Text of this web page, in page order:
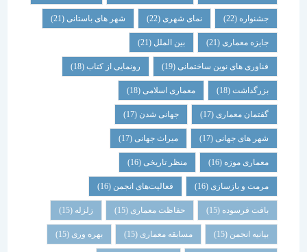
جشنواره(22) نمای شهری(22) شهر های باستانی (21)
جایزه معماری (21) بین الملل(21)
فناوری های نوین ساختمانی(19) رونمایی از کتاب (18)
بزرگداشت (18) معماری اسلامی (18)
گفتمان معماری (17) جهانی شدن(17)
شهر های جهانی(17) میراث جهانی(17)
معماری موزه (16) منظر تاریخی (16)
مرمت و بازسازی(16) فعالیت‌های انجمن(16)
بافت فرسوده (15) حفاظت معماری (15) زلزله
بیانیه انجمن(15) مسابقه معماری (15) بهره وری(15)